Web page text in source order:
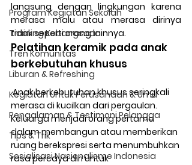
Program Kegiatan Sekolah
Training Kebangsaan
Tren Komunitas
Liburan & Refreshing
Kegiatan Untuk Perusahaan & Umu
Pengalaman & Testimoni Pelangga
Tips & Trik
Sosialisasi Nasionalisme Indonesia
langsung dengan lingkungan karena
merasa malu atau merasa dirinya
tidak seperti orang lainnya.
Pelatihan keramik pada anak
berkebutuhan khusus
Anak berkebutuhan khusus seringkali
merasa di kucilkan dari pergaulan.
Keluarga menjadi orang pertama
dalam membangun atau memberikan
ruang berekspresi serta menumbuhkan
rasa percaya diri untuk